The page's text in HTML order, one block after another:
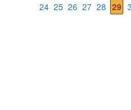
24 25 26 27 28 29